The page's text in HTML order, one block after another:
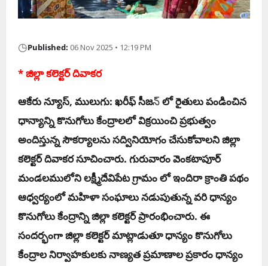
◷Published: 06 Nov 2025 • 12:19 PM
* జిల్లా కలెక్టర్ దివాకర
ఆకేరు న్యూస్, ములుగు: ఖరీఫ్ సీజన్లోరైతులు పండించిన
ధాన్యాన్ని కొనుగోలు కేంద్రాలలో విక్రయించి ప్రభుత్వం
అందిస్తున్న సౌకర్యాలను సద్వినియోగం చేసుకోవాలని జిల్లా
కలెక్టర్ దివాకర సూచించారు. గురువారం వెంకటాపూర్
మండలములోని లక్ష్మీదేవిపేట గ్రామం లో ఇందిరా క్రాంతి పథం
ఆధ్వర్యంలో మహిళా సంఘాలు నడుపుతున్న వరి ధాన్యం
కొనుగోలు కేంద్రాన్ని జిల్లా కలెక్టర్ ప్రారంభించారు. ఈ
సందర్భంగా జిల్లా కలెక్టర్ మాట్లాడుతూ ధాన్యం కొనుగోలు
కేంద్రాల నిర్వాహకులకు నాణ్యత ప్రమాణాల ప్రకారం ధాన్యం